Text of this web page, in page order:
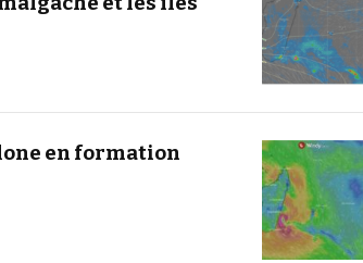
en formation